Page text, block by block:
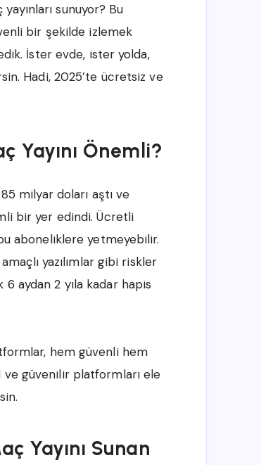
sunuyor? Bu
bir şekilde izlemek
İster evde, ister yolda,
Hadi, 2025’te ücretsiz ve
Yayını Önemli?
milyar doları aştı ve
bir yer edindi. Ücretli
aboneliklere yetmeyebilir.
yazılımlar gibi riskler
6 aydan 2 yıla kadar hapis
hem güvenli hem
güvenilir platformları ele
Yayını Sunan